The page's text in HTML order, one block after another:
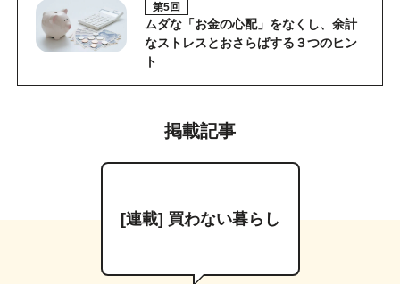
第5回
ムダな「お金の心配」をなくし、余計
なストレスとおさらばする３つのヒン
ト
掲載記事
[連載] 買わない暮らし